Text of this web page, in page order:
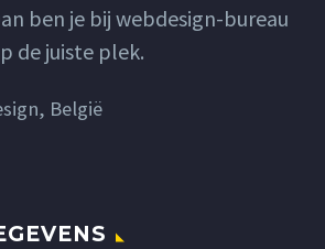
ben je bij webdesign-bureau
de juiste plek.
België